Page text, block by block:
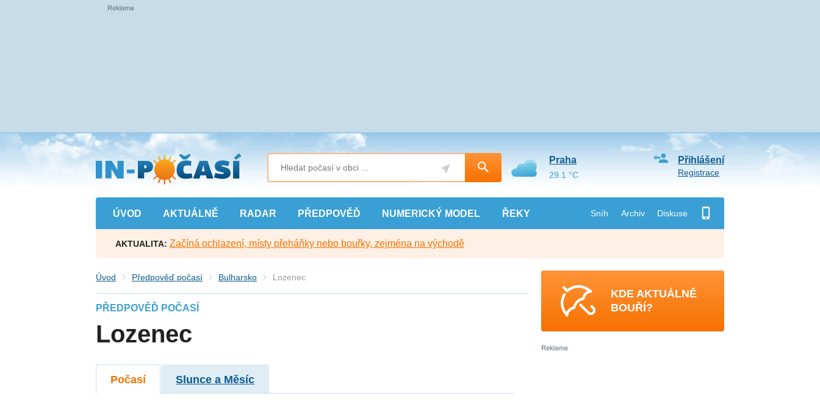
Přejít
na
hlavní
obsah
ÚVOD AKTUÁLNĚ RADAR PŘEDPOVĚĎ NUMERICKÝ MODEL ŘEKY Sníh Archiv Diskuse
Přihlášení
Registrace
Praha
29.1 °C
AKTUALITA: Začíná ochlazení, místy přeháňky nebo bouřky, zejména na východě
Úvod Předpověď počasí Bulharsko Lozenec
PŘEDPOVĚĎ POČASÍ
Lozenec
Počasí Slunce a Měsíc
KDE AKTUÁLNĚ
BOUŘÍ?